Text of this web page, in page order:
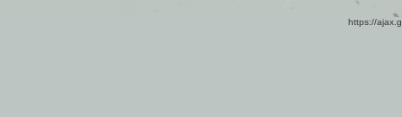
https://